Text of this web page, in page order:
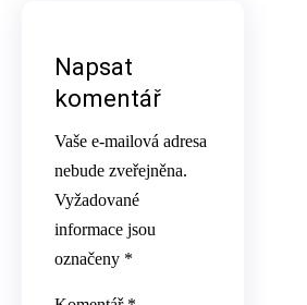
Napsat
komentář
Vaše e-mailová adresa
nebude zveřejněna.
Vyžadované
informace jsou
označeny *